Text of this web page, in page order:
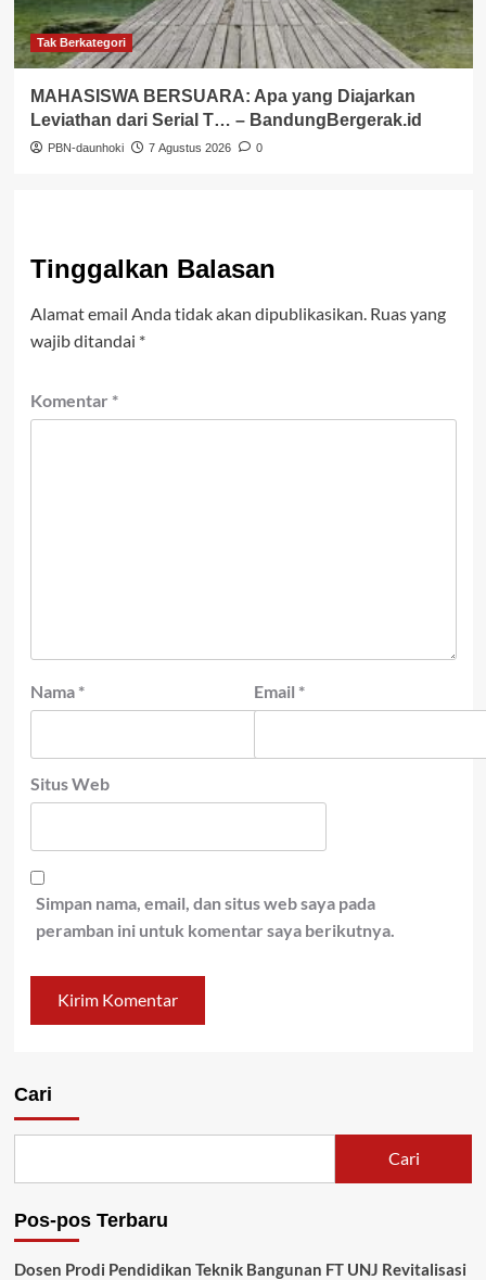
Tak Berkategori
MAHASISWA BERSUARA: Apa yang Diajarkan
Leviathan dari Serial T… – BandungBergerak.id
PBN-daunhoki 7 Agustus 2026 0
Tinggalkan Balasan
Alamat email Anda tidak akan dipublikasikan. Ruas yang
wajib ditandai *
Komentar *
Nama * Email *
Situs Web
Simpan nama, email, dan situs web saya pada
peramban ini untuk komentar saya berikutnya.
Cari
Cari
Pos-pos Terbaru
Dosen Prodi Pendidikan Teknik Bangunan FT UNJ Revitalisasi